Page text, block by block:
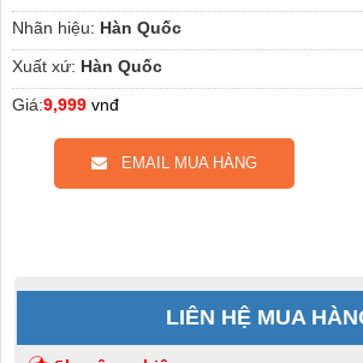
Nhãn hiệu: Hàn Quốc
Xuất xứ: Hàn Quốc
Giá:9,999 vnđ
EMAIL MUA HÀNG
LIÊN HỆ MUA